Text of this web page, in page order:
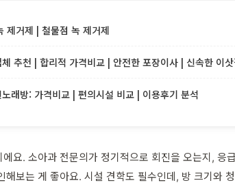
제거제 | 철물점 녹 제거제
추천 | 합리적 가격비교 | 안전한 포장이사 | 신속한 이
래방: 가격비교 | 편의시설 비교 | 이용후기 분석
요. 소아과 전문의가 정기적으로 회진을 오는지,
보는 게 좋아요. 시설 견학도 필수인데, 방 크기와